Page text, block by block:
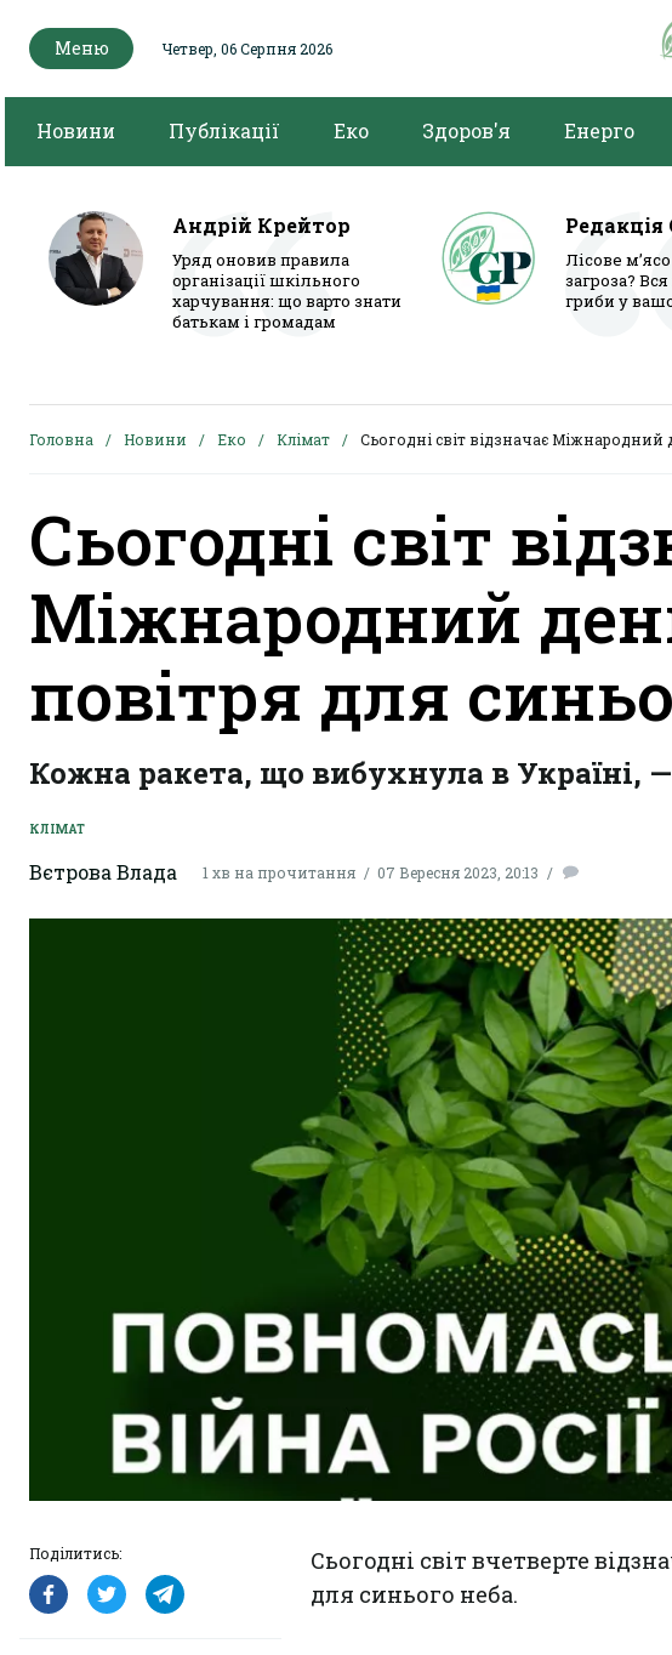
Меню Четвер, 06 Серпня 2026
Новини Публікації Еко Здоров'я Енерго
Андрій Крейтор
Уряд оновив правила
організації шкільного
харчування: що варто знати
батькам і громадам
Редакція
Лісове
загроза?
гриби у
Головна Новини Еко Клімат Сьогодні світ відзначає Міжнародний
Сьогодні світ
Міжнародний
повітря для
Кожна ракета, що вибухнула в Україні,
КЛІМАТ
Вєтрова Влада 1 хв на прочитання 07 Вересня 2023, 20:13
Поділитись:
Сьогодні світ вчетверте
для синього неба.